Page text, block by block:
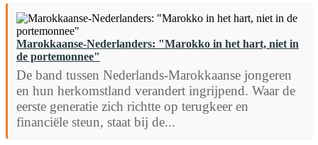
Marokkaanse-Nederlanders: "Marokko in het hart, niet in
de portemonnee"
De band tussen Nederlands-Marokkaanse jongeren
en hun herkomstland verandert ingrijpend. Waar de
eerste generatie zich richtte op terugkeer en
financiële steun, staat bij de...